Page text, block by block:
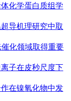
化学蛋白质组学
导机理研究中取
催化领域取得重要
子在皮秒尺度下
在镍氧化物中发